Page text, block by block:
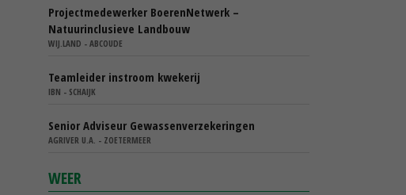
Projectmedewerker BoerenNetwerk –
Natuurinclusieve Landbouw
WIJ.LAND - ABCOUDE
Teamleider instroom kwekerij
IBN - SCHAIJK
Senior Adviseur Gewassenverzekeringen
AGRIVER U.A. - ZOETERMEER
WEER